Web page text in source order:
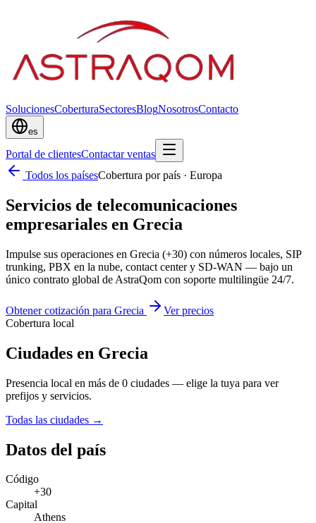
SolucionesCoberturaSectoresBlogNosotrosContacto
es
Portal de clientesContactar ventas
Todos los paísesCobertura por país · Europa
Servicios de telecomunicaciones
empresariales en Grecia
Impulse sus operaciones en Grecia (+30) con números locales, SIP
trunking, PBX en la nube, contact center y SD-WAN — bajo un
único contrato global de AstraQom con soporte multilingüe 24/7.
Obtener cotización para Grecia
Ver precios
Cobertura local
Ciudades en Grecia
Presencia local en más de 0 ciudades — elige la tuya para ver
prefijos y servicios.
Todas las ciudades →
Datos del país
Código
+30
Capital
Athens